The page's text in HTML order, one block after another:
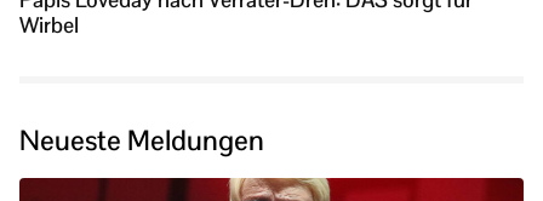
Wirbel
Neueste Meldungen